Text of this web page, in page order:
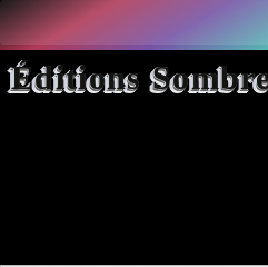
Aller
au
contenu
Éditions
Archives par mot-